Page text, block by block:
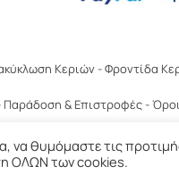
Κεριών -Φροντίδα
Παράδοση & Επιστροφές-
να θυμόμαστε τις
ΟΛΩΝ των cookies.